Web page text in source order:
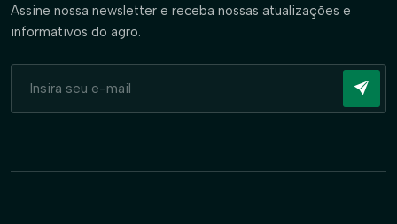
Assine nossa newsletter e receba nossas atualizações e
informativos do agro.